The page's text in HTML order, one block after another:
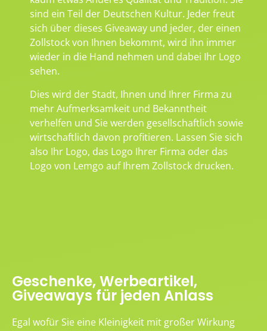
sind ein Teil der Deutschen Kultur. Jeder freut
sich über dieses Giveaway und jeder, der einen
Zollstock von Ihnen bekommt, wird ihn immer
wieder in die Hand nehmen und dabei Ihr Logo
sehen.
Dies wird der Stadt, Ihnen und Ihrer Firma zu
mehr Aufmerksamkeit und Bekanntheit
verhelfen und Sie werden gesellschaftlich sowie
wirtschaftlich davon profitieren. Lassen Sie sich
also Ihr Logo, das Logo Ihrer Firma oder das
Logo von Lemgo auf Ihrem Zollstock drucken.
Geschenke, Werbeartikel,
Giveaways für jeden Anlass
Egal wofür Sie eine Kleinigkeit mit großer Wirkung